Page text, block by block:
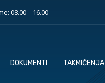
08.00 – 16.00
DOKUMENTI TAKMIČENJA